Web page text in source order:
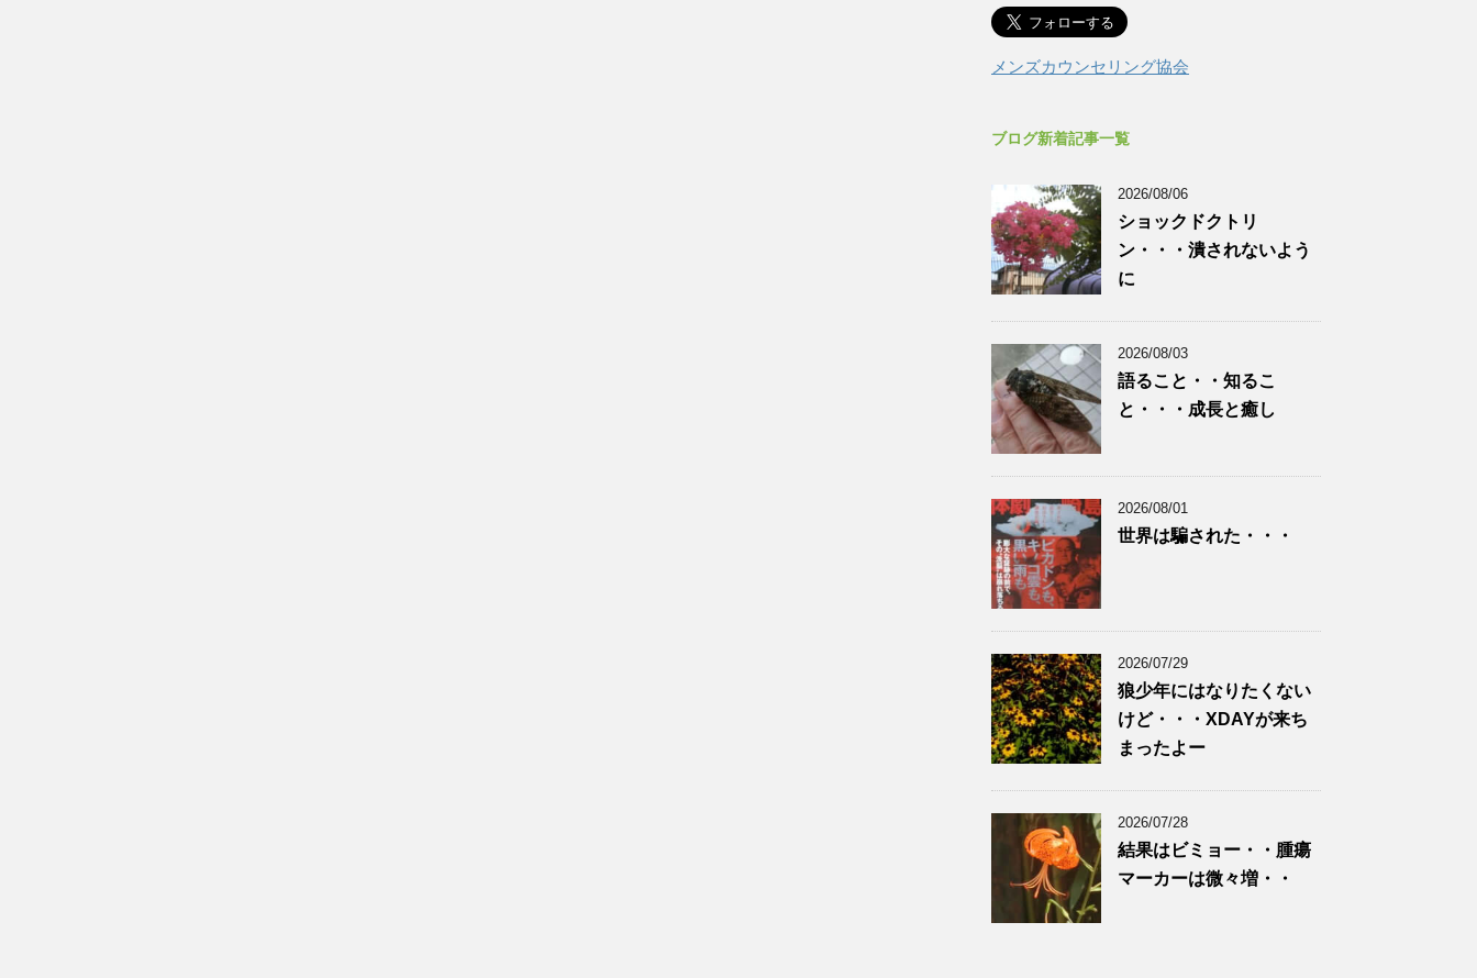
メンズカウンセリング協会
ブログ新着記事一覧
2026/08/06
ショックドクトリ
ン・・・潰されないよう
に
2026/08/03
語ること・・知るこ
と・・・成長と癒し
2026/08/01
世界は騙された・・・
2026/07/29
狼少年にはなりたくない
けど・・・XDAYが来ち
まったよー
2026/07/28
結果はビミョー・・腫瘍
マーカーは微々増・・